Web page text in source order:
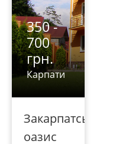
350 -
700
грн.
Карпати
Закарпатський
оазис